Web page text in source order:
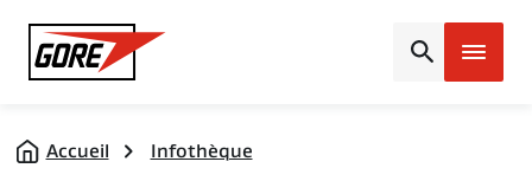
Gore
Accueil Infothèque